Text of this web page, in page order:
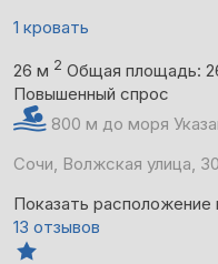
1 кровать
26 м 2 Общая площадь:
Повышенный спрос
800 м до моря
Сочи, Волжская улица, 30
Показать расположение
13 отзывов